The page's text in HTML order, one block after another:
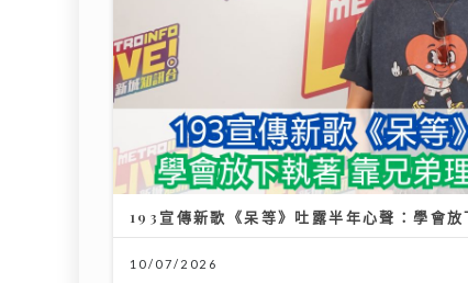
193宣傳新歌《呆等》吐露半年心聲：學會
10/07/2026